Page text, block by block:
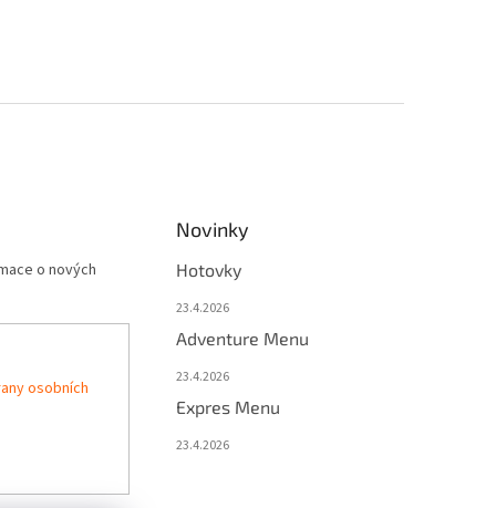
o nových
osobních
Novinky
Hotovky
23.4.2026
Adventure Menu
23.4.2026
Expres Menu
23.4.2026